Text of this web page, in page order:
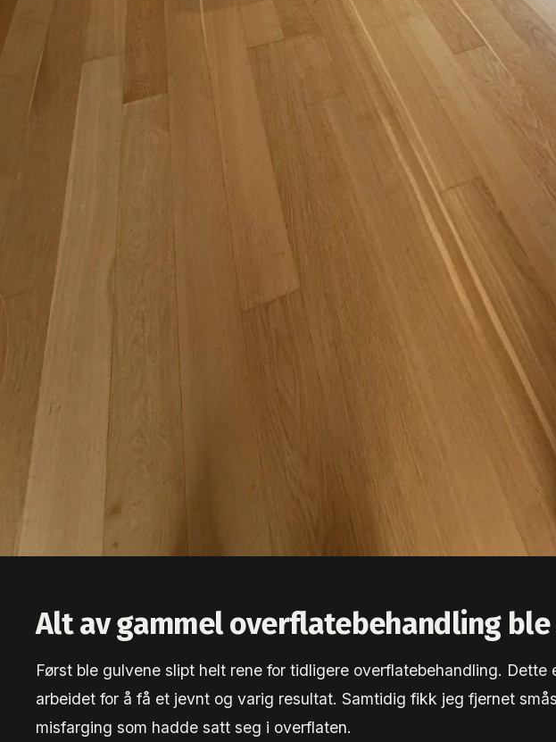
Alt av gammel overflatebehandling
Først ble gulvene slipt helt rene for tidligere overflatebehandling. Dette
arbeidet for å få et jevnt og varig resultat. Samtidig fikk jeg fjernet
misfarging som hadde satt seg i overflaten.